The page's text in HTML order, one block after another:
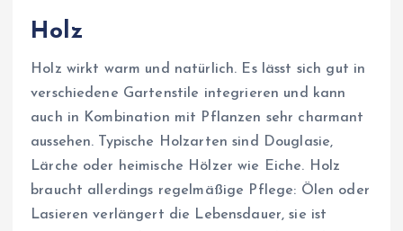
Holz
Holz wirkt warm und natürlich. Es lässt sich gut in
verschiedene Gartenstile integrieren und kann
auch in Kombination mit Pflanzen sehr charmant
aussehen. Typische Holzarten sind Douglasie,
Lärche oder heimische Hölzer wie Eiche. Holz
braucht allerdings regelmäßige Pflege: Ölen oder
Lasieren verlängert die Lebensdauer, sie ist